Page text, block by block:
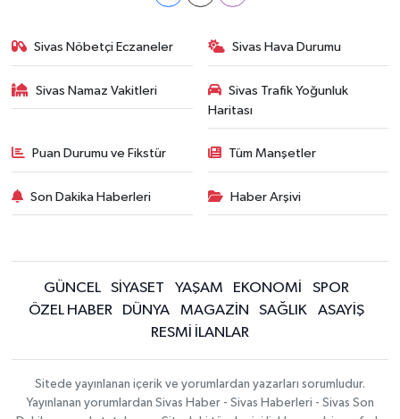
Sivas Nöbetçi Eczaneler Sivas Hava Durumu
Sivas Namaz Vakitleri
Sivas Trafik Yoğunluk
Haritası
Puan Durumu ve Fikstür Tüm Manşetler
Son Dakika Haberleri Haber Arşivi
GÜNCEL SİYASET YAŞAM EKONOMİ
SPOR
ÖZEL HABER
DÜNYA MAGAZİN SAĞLIK
ASAYİŞ
RESMİ İLANLAR
Sitede yayınlanan içerik ve yorumlardan yazarları sorumludur.
Yayınlanan yorumlardan Sivas Haber - Sivas Haberleri - Sivas Son